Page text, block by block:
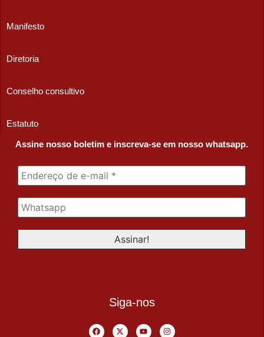
Manifesto
Diretoria
Conselho consultivo
Estatuto
Assine nosso boletim e inscreva-se em nosso whatsapp.
Siga-nos